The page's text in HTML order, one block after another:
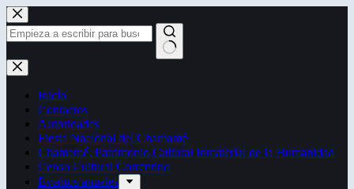
Saltar
al
contenido
Sin
resultados
Inicio
Contactos
Autoridades
Fiesta Nacional del Chamamé
Chamamé: Patrimonio Cultural Inmaterial de la Humanidad
Censo Cultural Correntino
Eventos anuales